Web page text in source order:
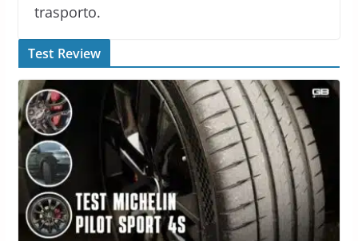
trasporto.
Test Review